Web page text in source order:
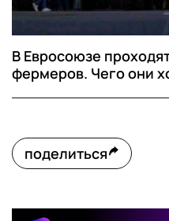
В Евросоюзе
фермеров. Чего они
поделиться